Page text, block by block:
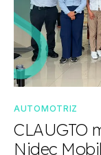
AUTOMOTRIZ
CLAUGTO
Nidec